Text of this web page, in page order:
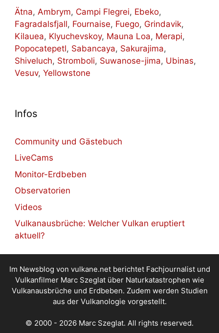
Ätna, Ambrym, Campi Flegrei, Ebeko,
Fagradalsfjall, Fournaise, Fuego, Grindavik,
Kilauea, Klyuchevskoy, Mauna Loa, Merapi,
Popocatepetl, Sabancaya, Sakurajima,
Shiveluch, Stromboli, Suwanose-jima, Ubinas,
Vesuv, Yellowstone
Infos
Community und Gästebuch
LiveCams
Monitor-Erdbeben
Observatorien
Videos
Vulkanausbrüche: Welcher Vulkan eruptiert
aktuell?
Im Newsblog von vulkane.net berichtet Fachjournalist und
Vulkanfilmer Marc Szeglat über Naturkatastrophen wie
Vulkanausbrüche und Erdbeben. Zudem werden Studien
aus der Vulkanologie vorgestellt.
© 2000 - 2026 Marc Szeglat. All rights reserved.